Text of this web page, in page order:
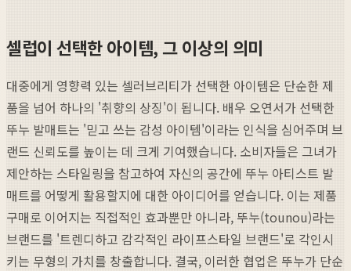
셀럽이 선택한 아이템, 그 이상의 의미
대중에게 영향력 있는 셀러브리티가 선택한 아이템은 단순한 제
품을 넘어 하나의 '취향의 상징'이 됩니다. 배우 오연서가 선택한
뚜누 발매트는 '믿고 쓰는 감성 아이템'이라는 인식을 심어주며 브
랜드 신뢰도를 높이는 데 크게 기여했습니다. 소비자들은 그녀가
제안하는 스타일링을 참고하여 자신의 공간에 뚜누 아티스트 발
매트를 어떻게 활용할지에 대한 아이디어를 얻습니다. 이는 제품
구매로 이어지는 직접적인 효과뿐만 아니라, 뚜누(tounou)라는
브랜드를 '트렌디하고 감각적인 라이프스타일 브랜드'로 각인시
키는 무형의 가치를 창출합니다. 결국, 이러한 협업은 뚜누가 단순